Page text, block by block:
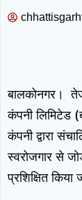
बालकोनगर।
कंपनी लिमिटेड
कंपनी द्वारा
स्वरोजगार से
प्रशिक्षित